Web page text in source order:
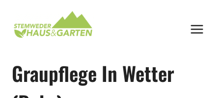
springen
Graupflege In Wetter